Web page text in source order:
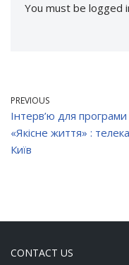
You must be logged
PREVIOUS
Інтерв’ю для програми
«Якісне життя» :
Київ
CONTACT US